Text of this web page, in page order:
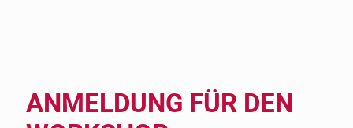
ANMELDUNG FÜR DEN